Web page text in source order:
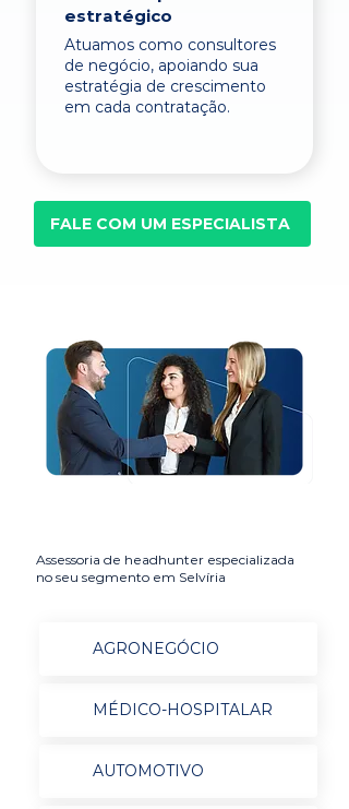
estratégico
Atuamos como consultores
de negócio, apoiando sua
estratégia de crescimento
em cada contratação.
FALE COM UM ESPECIALISTA
Assessoria de headhunter especializada
no seu segmento em Selvíria
AGRONEGÓCIO
MÉDICO-HOSPITALAR
AUTOMOTIVO